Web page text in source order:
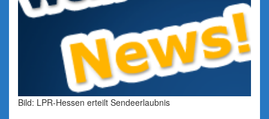
Bild: LPR-Hessen erteilt Sendeerlaubnis